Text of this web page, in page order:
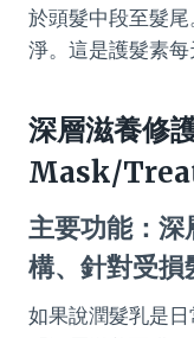
於頭髮中段至髮
淨。這是護髮素每
深層滋養修
Mask/
主要功能：深
構、針對受損
如果說潤髮乳是